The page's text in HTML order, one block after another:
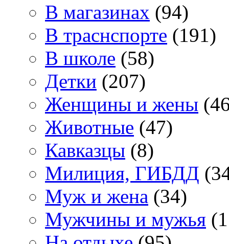
В магазинах (94)
В траснспорте (191)
В школе (58)
Детки (207)
Женщины и жены
Животные (47)
Кавказцы (8)
Милиция, ГИБДД
Муж и жена (34)
Мужчины и мужья